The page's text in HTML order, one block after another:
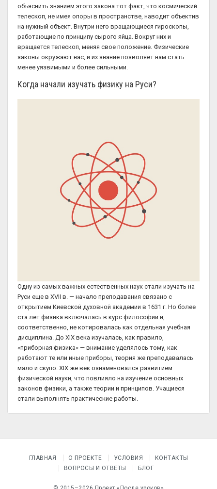
объяснить знанием этого закона тот факт, что космический
телескоп, не имея опоры в пространстве, наводит объектив
на нужный объект. Внутри него вращающиеся гироскопы,
работающие по принципу сырого яйца. Вокруг них и
вращается телескоп, меняя свое положение. Физические
законы окружают нас, и их знание позволяет нам стать
менее уязвимыми и более сильными.
Когда начали изучать физику на Руси?
Одну из самых важных естественных наук стали изучать на
Руси еще в XVII в. — начало преподавания связано с
открытием Киевской духовной академии в 1631 г. Но более
ста лет физика включалась в курс философии и,
соответственно, не котировалась как отдельная учебная
дисциплина. До XIX века изучалась, как правило,
«приборная физика» — внимание уделялось тому, как
работают те или иные приборы, теория же преподавалась
мало и скупо. XIX же век ознаменовался развитием
физической науки, что повлияло на изучение основных
законов физики, а также теории и принципов. Учащиеся
стали выполнять практические работы.
ГЛАВНАЯ О ПРОЕКТЕ УСЛОВИЯ
КОНТАКТЫ
ВОПРОСЫ И ОТВЕТЫ
БЛОГ